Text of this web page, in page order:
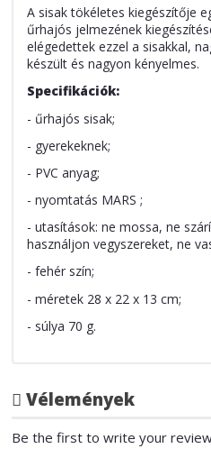
A sisak tökéletes kiegészítője
űrhajós jelmezének
elégedettek ezzel a sisakkal,
készült és nagyon kényelmes.
Specifikációk:
- űrhajós sisak;
- gyerekeknek;
- PVC anyag;
- nyomtatás MARS ;
- utasítások: ne mossa, ne
használjon vegyszereket, ne
- fehér szín;
- méretek 28 x 22 x 13 cm;
- súlya 70 g.
Vélemények
Be the first to write your